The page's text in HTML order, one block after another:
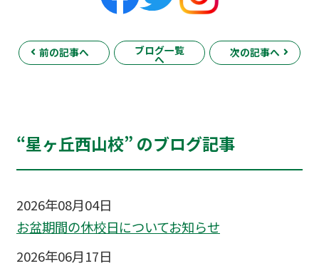
前の記事へ ブログ一覧
へ
次の記事へ
“星ヶ丘西山校” のブログ記事
2026年08月04日
お盆期間の休校日についてお知らせ
2026年06月17日